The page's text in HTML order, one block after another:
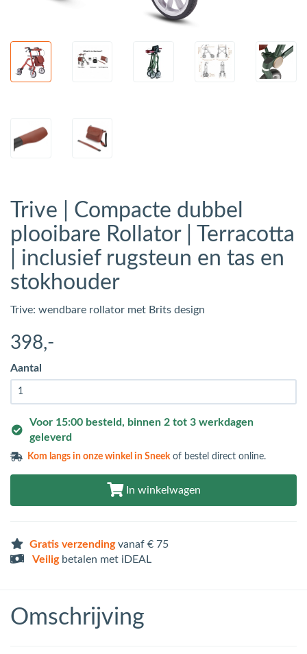
Trive | Compacte dubbel
plooibare Rollator | Terracotta
| inclusief rugsteun en tas en
stokhouder
Trive: wendbare rollator met Brits design
398,-
Aantal
Voor 15:00 besteld, binnen 2 tot 3 werkdagen
geleverd
Kom langs inonze winkel in Sneekof bestel direct online.
In winkelwagen
Gratis verzendingvanaf € 75
Veiligbetalen met iDEAL
Omschrijving